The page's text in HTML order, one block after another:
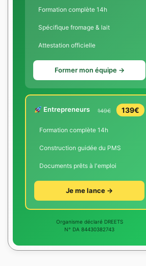
Formation complète 14h
Spécifique fromage & lait
Attestation officielle
Former mon équipe →
Entrepreneurs 149€ 139€
Formation complète 14h
Construction guidée du PMS
Documents prêts à l'emploi
Je me lance →
Organisme déclaré DREETS
N° DA 84430382743